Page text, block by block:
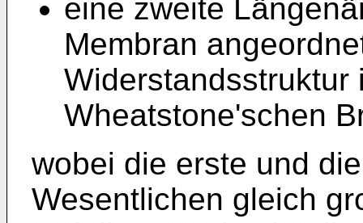
eine zweite
Membran
Widerstandsstruktur
Wheatstone'schen
wobei die erste und
Wesentlichen gleich